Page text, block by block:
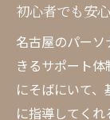
健康
名古
長続
名古屋の
初心者でも安
名古屋のパー
きるサポート
にそばにいて
に指導してく